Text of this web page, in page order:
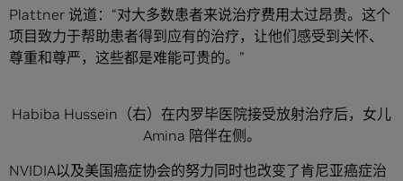
Plattner 说道：“对大多数患者来说治疗费用太过昂贵。这个
项目致力于帮助患者得到应有的治疗，让他们感受到关怀、
尊重和尊严，这些都是难能可贵的。”
Habiba Hussein（右）在内罗毕医院接受放射治疗后，女儿
Amina 陪伴在侧。
NVIDIA以及美国癌症协会的努力同时也改变了肯尼亚癌症治